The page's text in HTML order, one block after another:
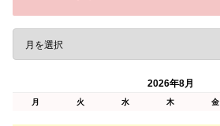
2026年8月
月 火 水 木 金